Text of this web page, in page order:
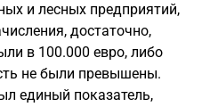
и лесных предприятий,
достаточно,
в 100.000 евро, либо
не были превышены.
единый показатель,